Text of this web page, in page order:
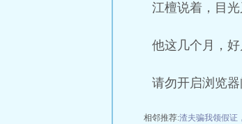
江檀说着，目光
他这几个月，
请勿开启浏览
相邻推荐:渣夫骗我领假证